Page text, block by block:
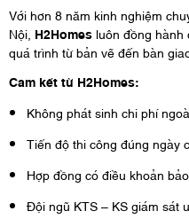
Với hơn 8 năm kinh nghiệm
Nội, H2Homes luôn đồng hành
quá trình từ bản vẽ đến bàn
Cam kết từ H2Homes:
Không phát sinh chi phí
Tiến độ thi công đúng ngày
Hợp đồng có điều khoản
Đội ngũ KTS – KS giám sát